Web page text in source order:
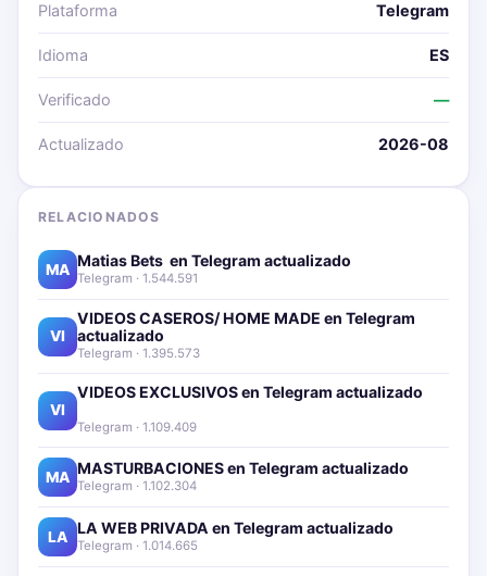
Plataforma Telegram
Idioma ES
Verificado —
Actualizado 2026-08
RELACIONADOS
MA Matias Bets ‍ en Telegram actualizado📱🔥
Telegram · 1.544.591
VI
VIDEOS CASEROS/ HOME MADE en Telegram
actualizado📱🔥
Telegram · 1.395.573
VI
VIDEOS EXCLUSIVOS en Telegram actualizado📱
Telegram · 1.109.409
MA MASTURBACIONES en Telegram actualizado📱🔥
Telegram · 1.102.304
LA LA WEB PRIVADA en Telegram actualizado📱🔥
Telegram · 1.014.665